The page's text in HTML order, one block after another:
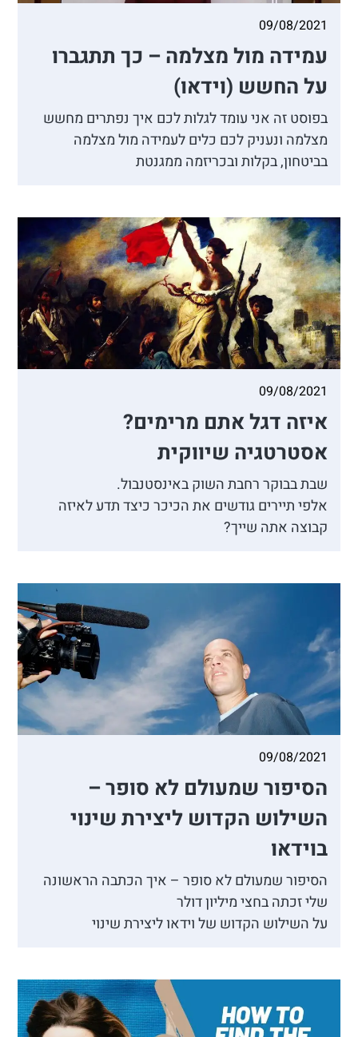
09/08/2021
עמידה מול מצלמה – כך תתגברו
על החשש (וידאו)
בפוסט זה אני עומד לגלות לכם איך נפתרים מחשש
מצלמה ונעניק לכם כלים לעמידה מול מצלמה
בביטחון, בקלות ובכריזמה ממגנטת
09/08/2021
איזה דגל אתם מרימים?
אסטרטגיה שיווקית
שבת בבוקר רחבת השוק באינסטנבול.
אלפי תיירים גודשים את הכיכר כיצד תדע לאיזה
קבוצה אתה שייך?
09/08/2021
הסיפור שמעולם לא סופר –
השילוש הקדוש ליצירת שינוי
בוידאו
הסיפור שמעולם לא סופר – איך הכתבה הראשונה
שלי זכתה בחצי מיליון דולר
על השילוש הקדוש של וידאו ליצירת שינוי